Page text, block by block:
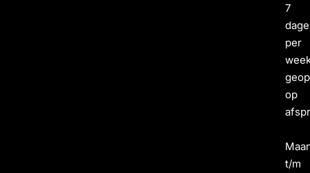
7
per
op
t/m